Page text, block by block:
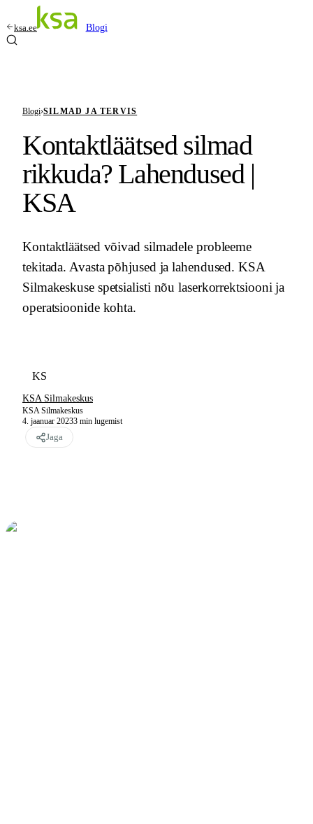
ksa.ee Blogi
Blogi›SILMAD JA TERVIS
Kontaktläätsed silmad
rikkuda? Lahendused |
KSA
Kontaktläätsed võivad silmadele probleeme
tekitada. Avasta põhjused ja lahendused. KSA
Silmakeskuse spetsialisti nõu laserkorrektsiooni ja
operatsioonide kohta.
KS
KSA Silmakeskus
KSA Silmakeskus
4. jaanuar 20233 min lugemist
Jaga